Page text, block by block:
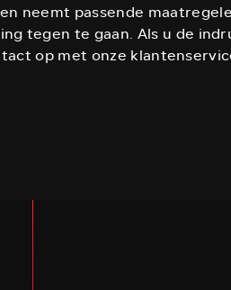
neemt passende
tegen te gaan. Als u de
op met onze